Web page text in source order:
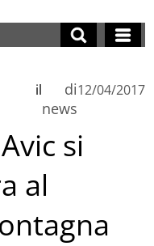
di
news
il 12/04/2017
si
al